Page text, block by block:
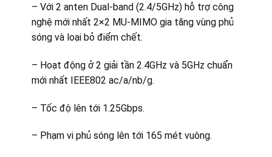
– Với 2 anten Dual-band (2.4/5GHz) hỗ trợ công
nghệ mới nhất 2×2 MU-MIMO gia tăng vùng phủ
sóng và loại bỏ điểm chết.
– Hoạt động ở 2 giải tần 2.4GHz và 5GHz chuẩn
mới nhất IEEE802 ac/a/nb/g.
– Tốc độ lên tới 1.25Gbps.
– Phạm vi phủ sóng lên tới 165 mét vuông.